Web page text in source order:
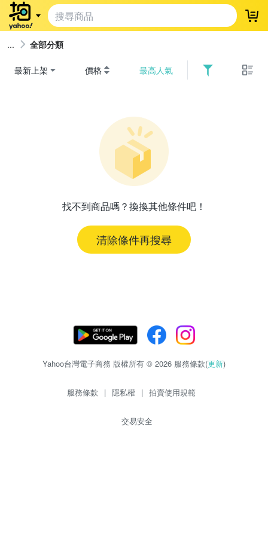
登
全部分類
最新上架 價格 最高人氣
找不到商品嗎？換換其他條件吧！
清除條件再搜尋
Yahoo台灣電子商務 版權所有 © 2026 服務條款(更新)
服務條款 | 隱私權 | 拍賣使用規範
交易安全